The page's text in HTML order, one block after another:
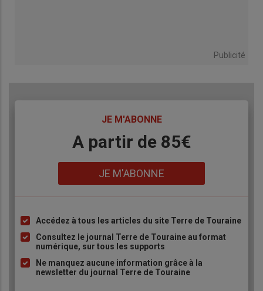
Publicité
JE M'ABONNE
A partir de 85€
JE M'ABONNE
Liste
à
puce
Accédez à tous les articles du site Terre de Touraine
Consultez le journal Terre de Touraine au format
numérique, sur tous les supports
Ne manquez aucune information grâce à la
newsletter du journal Terre de Touraine